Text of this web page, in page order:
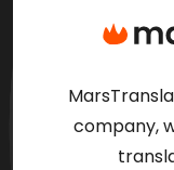
company,